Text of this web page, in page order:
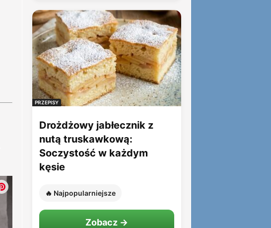
PRZEPISY
Drożdżowy jabłecznik z
nutą truskawkową:
Soczystość w każdym
kęsie
🔥 Najpopularniejsze
Zobacz →